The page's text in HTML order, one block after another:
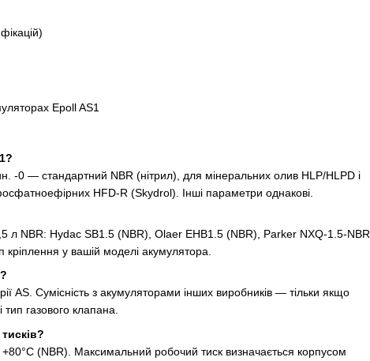
Epoll AS1
-0 — стандартний NBR (нітрил), для мінеральних олив HLP/HLPD і
HFD-R (Skydrol). Інші параметри однакові.
л NBR: Hydac SB1.5 (NBR), Olaer EHB1.5 (NBR), Parker NXQ-1.5-NBR.
кріплення у вашій моделі акумулятора.
AS. Сумісність з акумуляторами інших виробників — тільки якщо
тип газового клапана.
(NBR). Максимальний робочий тиск визначається корпусом